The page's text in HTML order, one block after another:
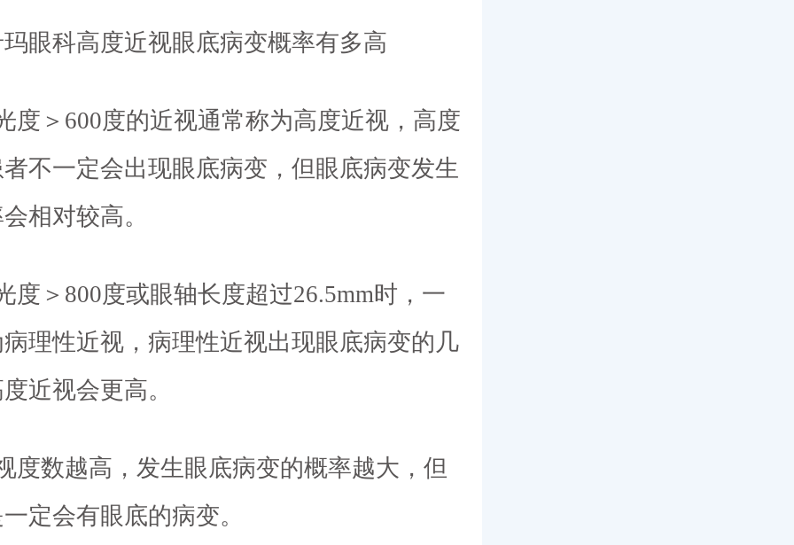
眼科高度近视眼底病变概率有多高
度＞600度的近视通常称为高度近视，高度
不一定会出现眼底病变，但眼底病变发生
相对较高。
度＞800度或眼轴长度超过26.5mm时，一
理性近视，病理性近视出现眼底病变的几
近视会更高。
度数越高，发生眼底病变的概率越大，但
定会有眼底的病变。